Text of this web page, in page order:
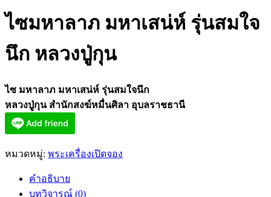
ไซมหาลาภ มหาเสน่ห์ รุ่นสมใจ
นึก หลวงปู่กุน
ไซ มหาลาภ มหาเสน่ห์ รุ่นสมใจนึก
หลวงปู่กุน สำนักสงฆ์หมื่นศิลา อุบลราชธานี
หมวดหมู่: พระเครื่องเปิดจอง
คำอธิบาย
บทวิจารณ์ (0)